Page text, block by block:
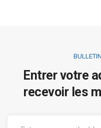
Entrer votre
recevoir les